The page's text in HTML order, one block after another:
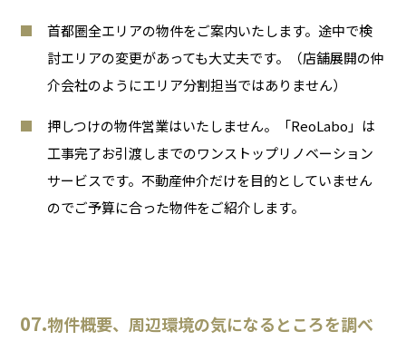
首都圏全エリアの物件をご案内いたします。途中で検
討エリアの変更があっても大丈夫です。（店舗展開の仲
介会社のようにエリア分割担当ではありません）
押しつけの物件営業はいたしません。「ReoLabo」は
工事完了お引渡しまでのワンストップリノベーション
サービスです。不動産仲介だけを目的としていません
のでご予算に合った物件をご紹介します。
07.物件概要、周辺環境の気になるところを調べ